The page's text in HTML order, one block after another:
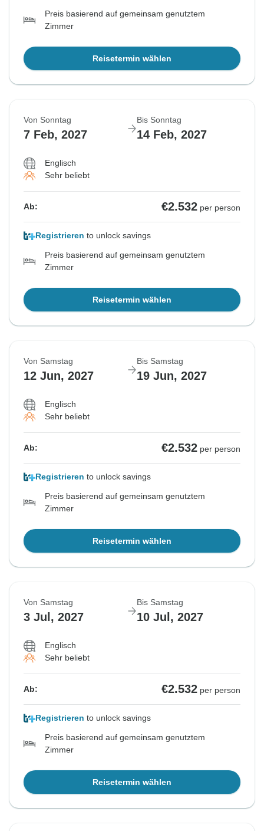
Preis basierend auf gemeinsam genutztem
Zimmer
Reisetermin wählen
Von Sonntag
7 Feb, 2027
Bis Sonntag
14 Feb, 2027
Englisch
Sehr beliebt
Ab: €2.532 per person
Registrieren to unlock savings
Preis basierend auf gemeinsam genutztem
Zimmer
Reisetermin wählen
Von Samstag
12 Jun, 2027
Bis Samstag
19 Jun, 2027
Englisch
Sehr beliebt
Ab: €2.532 per person
Registrieren to unlock savings
Preis basierend auf gemeinsam genutztem
Zimmer
Reisetermin wählen
Von Samstag
3 Jul, 2027
Bis Samstag
10 Jul, 2027
Englisch
Sehr beliebt
Ab: €2.532 per person
Registrieren to unlock savings
Preis basierend auf gemeinsam genutztem
Zimmer
Reisetermin wählen